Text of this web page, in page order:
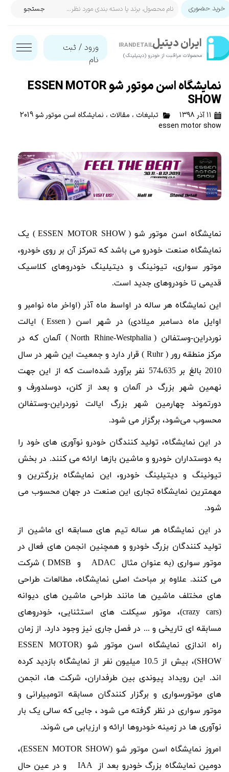
ایران‌ دیتیل
محصولات مراقبت از خودرو (دیتیلینگ)​​​​​​​
IRANDETAIL ورود / ثبت
نام
حساب کاربری من
تغییر گذر واژه
خروج از حساب کاربری
جستجو خرید حضوری
نمایشگاه اسن موتور شو ESSEN MOTOR
SHOW
۱۱ آذر ۱۳۹۸ تبلیغات ، مقالات ،
نمایشگاه اسن موتور شو 2019
essen motor show
نمایشگاه اسن موتور شو ( ESSEN MOTOR SHOW
) یک
نمایشگاه صنعت خودرو می باشد که تمرکز آن بر روی خودرو،
موتور سواری، تیونینگ و دیتیلینگ خودروهای کلاسیک
قدیمی تا خودروهای جدید است.
این نمایشگاه هر ساله در اواسط ماه آذر (اواخر ماه نوامبر و
اوایل ماه دسامبر میلادی) در شهر اسن ( Essen ) ایالت
نوردراین-وستفالن ( North Rhine-Westphalia ) آلمان که در
مرکز منطقه رور ( Ruhr ) قرار دارد و جمعیت این شهر در سال
2010 بالغ بر 574،635 نفر برآورد شده‌است که از این ‌جهت
نهمین شهر بزرگ در آلمان و بعد از کلن، دوسلدورف و
دورتموند چهارمین شهر بزرگ ایالت نوردراین-وستفالن
محسوب می‌شود، برگزار می شود.
در این نمایشگاه، تولید کنندگان خودرو نوآوری های خود را
به دوستداران خودرو و ماشین بازها ارائه می کنند. در بخش
تیونینگ و دیتیلینگ خودرو، این نمایشگاه بزرگترین و
مهمترین نمایشگاه تجاری این صنعت در جهان محسوب می
شود.
در این نمایشگاه هر ساله تیم های مسابقه ای ماشین از
تولید کنندگان بزرگ خودرو و همچنین انجمن های فعال در
موتور سواری (به عنوان مثال ADAC و DMSB ) شرکت
می کنند. علاوه بر مباحث اصلی نمایشگاه، مطالعات طراحی
های مختلف ماشین ها مانند طراحی ماشین های دیوانه
(
crazy cars)، موتور سیکلت های استثنایی، خودروهای
مسابقه ای تاریخی و ... در فصل جاری نیز وجود دارد. از زمان
راه اندازی نمایشگاه اسن موتور شو (ESSEN MOTOR
SHOW
)، بیش از 10.5 میلیون نفر از نمایشگاه بازدید کرده
اند. این رویداد پیوندی بین طرفداران، شرکت ها، انجمن
های موتورسواری و برگزار کنندگان مسابقه اتومبیلرانی و
موتور سواری در نظر گرفته می شود ، جایی که سالی یک بار
نوآوری ها در زمینه خودروها ارائه و ارزیابی می شوند.
امروز نمایشگاه اسن موتور شو (ESSEN MOTOR SHOW)،
دومین نمایشگاه بزرگ خودرو بعد از
IAA
و در عین حال